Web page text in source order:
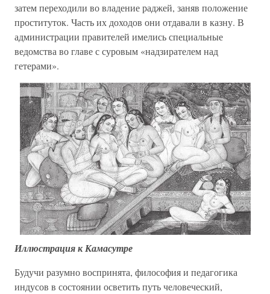
затем переходили во владение раджей, заняв положение
проституток. Часть их доходов они отдавали в казну. В
администрации правителей имелись специальные
ведомства во главе с суровым «надзирателем над
гетерами».
Иллюстрация к Камасутре
Будучи разумно воспринята, философия и педагогика
индусов в состоянии осветить путь человеческий,